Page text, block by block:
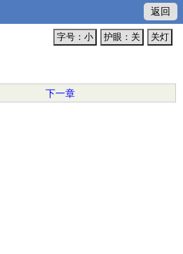
返回
关灯
护眼：关
字号：小
下一章